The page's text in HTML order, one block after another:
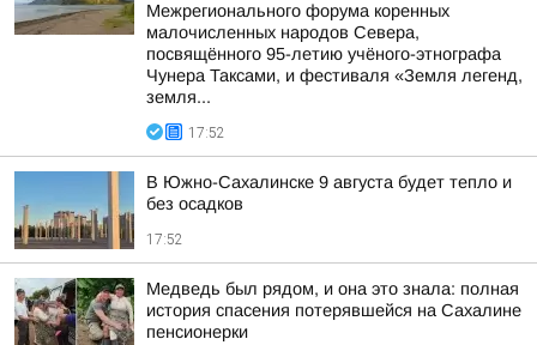
Межрегионального форума коренных
малочисленных народов Севера,
посвящённого 95-летию учёного-этнографа
Чунера Таксами, и фестиваля «Земля легенд,
земля...
17:52
В Южно-Сахалинске 9 августа будет тепло и
без осадков
17:52
Медведь был рядом, и она это знала: полная
история спасения потерявшейся на Сахалине
пенсионерки